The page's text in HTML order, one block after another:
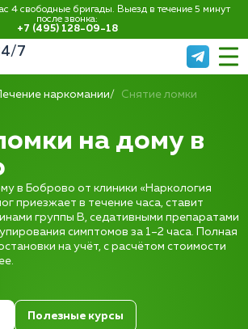
4 свободные бригады. Выезд в течение 5 минут
после звонка:
+7 (495) 128-09-18
7
наркомании Снятие ломки
на дому в
в Боброво от клиники «Наркология
приезжает в течение часа, ставит
группы B, седативными препаратами
симптомов за 1–2 часа. Полная
на учёт, с расчётом стоимости
Полезные курсы